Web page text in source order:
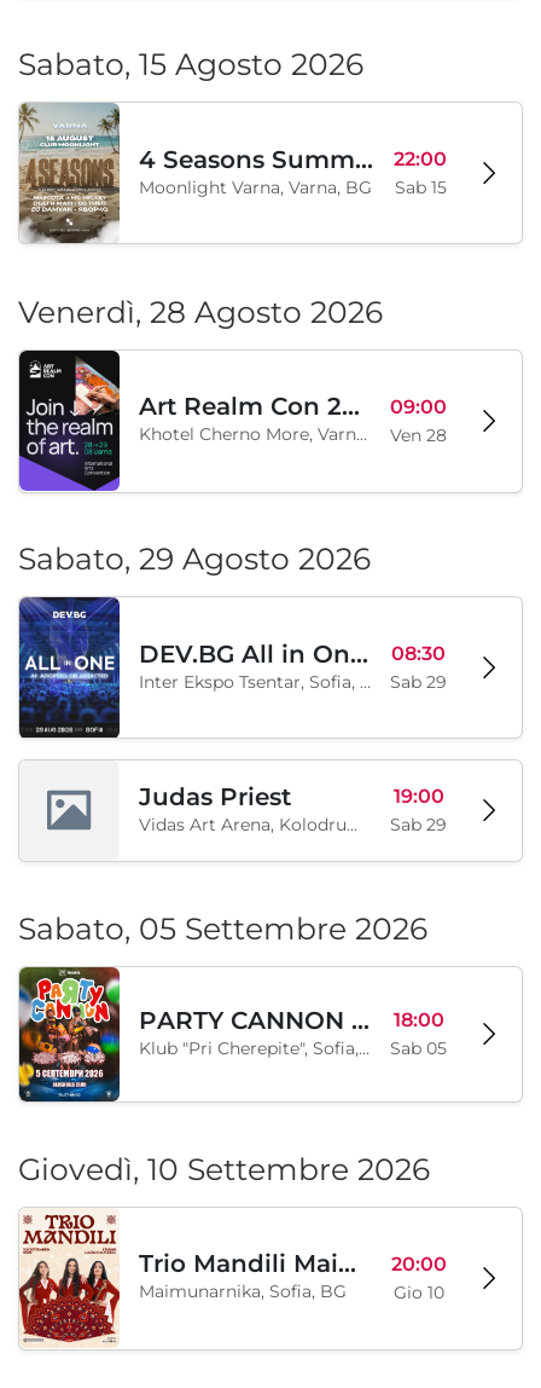
Sabato, 15 Agosto 2026
4 Seasons Summer Edition
Moonlight Varna, Varna, BG
22:00
Sab 15
Venerdì, 28 Agosto 2026
Art Realm Con 2026
Khotel Cherno More, Varna, BG
09:00
Ven 28
Sabato, 29 Agosto 2026
DEV.BG All in One 2026
Inter Ekspo Tsentar, Sofia, BG
08:30
Sab 29
Judas Priest
Vidas Art Arena, Kolodrum, Borisova gradina, Sofia, BG
19:00
Sab 29
Sabato, 05 Settembre 2026
PARTY CANNON live in Sofia
Klub "Pri Cherepite", Sofia, BG
18:00
Sab 05
Giovedì, 10 Settembre 2026
Trio Mandili Maimunarnika- Sofia
Maimunarnika, Sofia, BG
20:00
Gio 10